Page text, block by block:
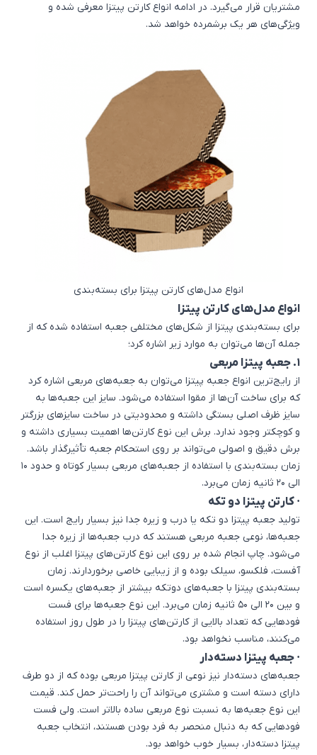
مشتریان قرار می‌گیرد. در ادامه انواع کارتن پیتزا معرفی شده و
ویژگی‌های هر یک برشمرده خواهد شد.
انواع مدل‌های کارتن پیتزا برای بسته‌بندی
انواع مدل‌های کارتن پیتزا
برای بسته‌بندی پیتزا از شکل‌های مختلفی جعبه استفاده شده که از
جمله آن‌ها می‌توان به موارد زیر اشاره کرد؛
1. جعبه پیتزا مربعی
از رایج‌ترین انواع جعبه پیتزا می‌توان به جعبه‌های مربعی اشاره کرد
که برای ساخت آن‌ها از مقوا استفاده می‌شود. سایز این جعبه‌ها به
سایز ظرف اصلی بستگی داشته و محدودیتی در ساخت سایزهای بزرگتر
و کوچکتر وجود ندارد. برش این نوع کارتن‌ها اهمیت بسیاری داشته و
برش دقیق و اصولی می‌تواند بر روی استحکام جعبه تأثیرگذار باشد.
زمان بسته‌بندی با استفاده از جعبه‌های مربعی بسیار کوتاه و حدود 10
الی 20 ثانیه زمان می‌برد.
· کارتن پیتزا دو تکه
تولید جعبه پیتزا دو تکه یا درب و زیره جدا نیز بسیار رایج است. این
جعبه‌ها، نوعی جعبه مربعی هستند که درب جعبه‌ها از زیره جدا
می‌شود. چاپ انجام شده بر روی این نوع کارتن‌های پیتزا اغلب از نوع
آفست، فلکسو، سیلک بوده و از زیبایی خاصی برخوردارند. زمان
بسته‌بندی پیتزا با جعبه‌های دوتکه بیشتر از جعبه‌های یکسره است
و بین 20 الی 50 ثانیه زمان می‌‌برد. این نوع جعبه‌ها برای فست
فودهایی که تعداد بالایی از کارتن‌های پیتزا را در طول روز استفاده
می‌کنند، مناسب نخواهد بود.
· جعبه پیتزا دسته‌دار
جعبه‌های دسته‌دار نیز نوعی از کارتن پیتزا مربعی بوده که از دو طرف
دارای دسته است و مشتری می‌تواند آن را راحت‌تر حمل کند. قیمت
این نوع جعبه‌ها به نسبت نوع مربعی ساده بالاتر است. ولی فست
فودهایی که به دنبال منحصر به فرد بودن هستند، انتخاب جعبه
پیتزا دسته‌دار، بسیار خوب خواهد بود.